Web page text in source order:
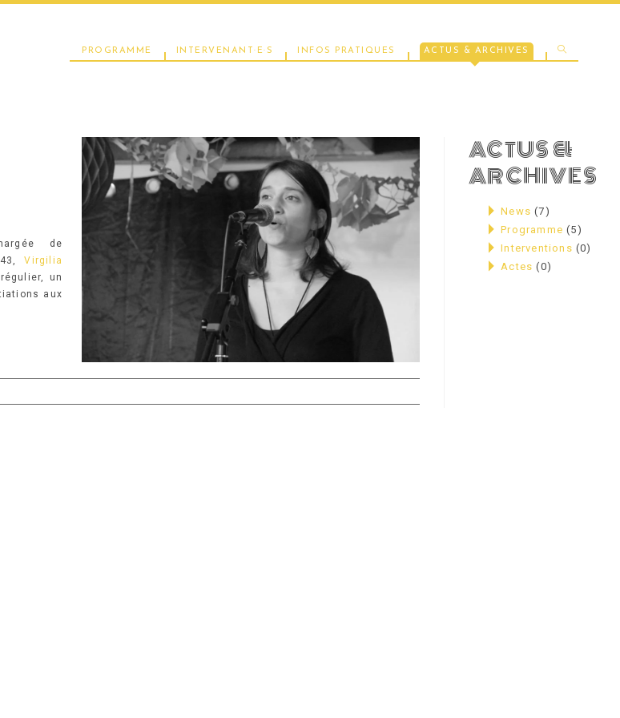
PROGRAMME INTERVENANT·E·S INFOS PRATIQUES ACTUS & ARCHIVES TOGGLE
SEARCH
de
Virgilia
un
aux
ACTUS &
ARCHIVES
News (7)
Programme (5)
Interventions (0)
Actes (0)